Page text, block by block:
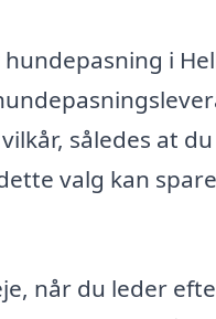
i
således at
valg kan
når du leder